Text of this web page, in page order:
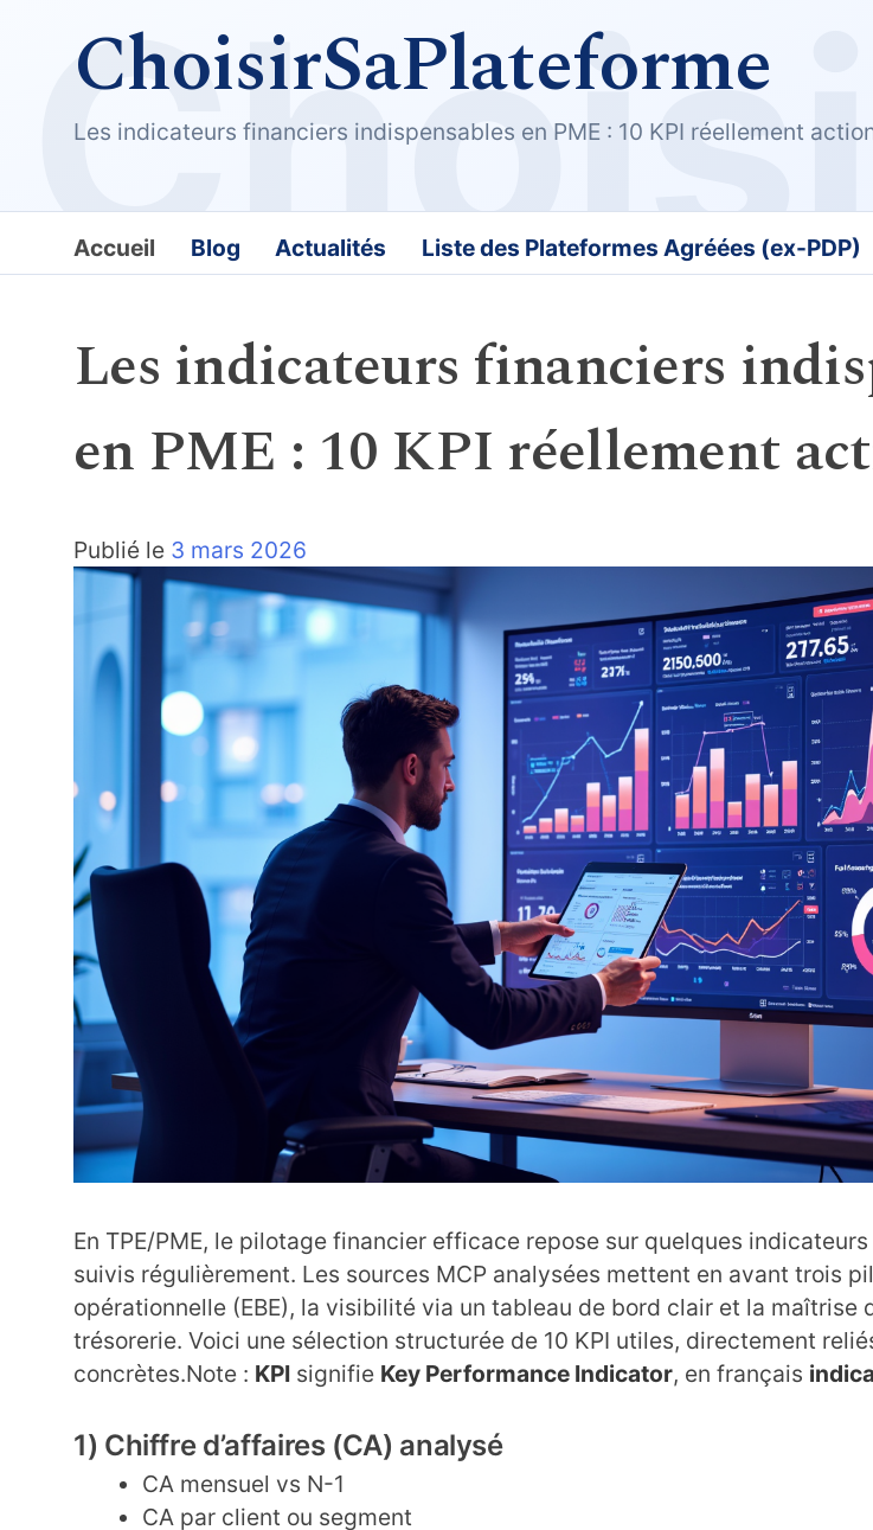
ChoisirSaPlateforme
Les indicateurs financiers indispensables en PME : 10 KPI réellement
Accueil Blog Actualités Liste des Plateformes Agréées (ex-PDP)
Les indicateurs financiers
en PME : 10 KPI réellement
Publié le 3 mars 2026
En TPE/PME, le pilotage financier efficace repose sur quelques
suivis régulièrement. Les sources MCP analysées mettent en avant trois
opérationnelle (EBE), la visibilité via un tableau de bord clair et la maîtrise
trésorerie. Voici une sélection structurée de 10 KPI utiles, directement
concrètes.Note : KPI signifie Key Performance Indicator, en français
1) Chiffre d’affaires (CA) analysé
CA mensuel vs N-1
CA par client ou segment